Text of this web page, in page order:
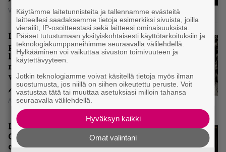
Vesa Siltanen
Levyarvio: Coronerin
paluualbumi 32 vuotta edellisen
levytyksen jälkeen ei voi
mitenkään täyttää odotuksia. Vai
voiko?
Aki Nuopponen
Levyarvio: Dirkschneider & The
Old Gang -albumista ei aina tiedä,
onko se tosissaan tehty vai ei
Käytämme laitetunnisteita ja tallennamme evästeitä
laitteellesi saadaksemme tietoja esimerkiksi sivuista, joilla
vierailit, IP-osoitteestasi sekä laitteesi ominaisuuksista.
Pääset tutustumaan yksityiskohtaisesti käyttötarkoituksiin ja
teknologiakumppaneihimme seuraavalla välilehdellä.
Hylkääminen voi vaikuttaa sivuston toimivuuteen ja
käytettävyyteen.
Jotkin teknologiamme voivat käsitellä tietoja myös ilman
suostumusta, jos niillä on siihen oikeutettu peruste. Voit
vastustaa tätä tai muuttaa asetuksiasi milloin tahansa
seuraavalla välilehdellä.
Hyväksyn kaikki
Omat valintani